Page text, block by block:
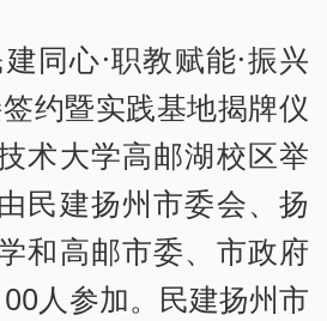
同心·职教赋能·振兴
约暨实践基地揭牌仪
术大学高邮湖校区举
民建扬州市委会、扬
和高邮市委、市政府
人参加。民建扬州市